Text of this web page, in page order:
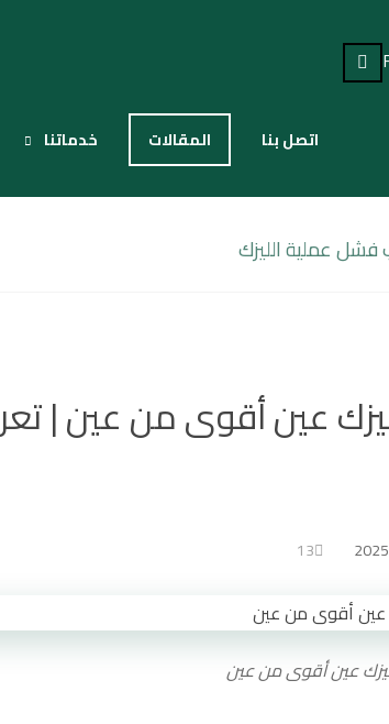
خدماتنا المقالات اتصل بنا
عملية الليزك
عين أقوى من عين |
13
عين أقوى من عين